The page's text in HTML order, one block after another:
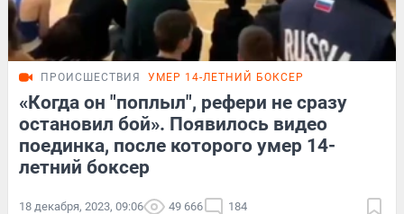
ПРОИСШЕСТВИЯ УМЕР 14-ЛЕТНИЙ БОКСЕР
«Когда он "поплыл", рефери не сразу
остановил бой». Появилось видео
поединка, после которого умер 14-
летний боксер
18 декабря, 2023, 09:06 49 666 184